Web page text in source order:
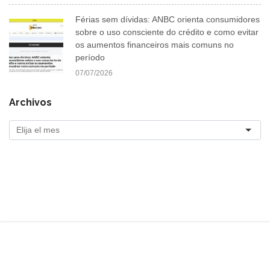
Férias sem dívidas: ANBC orienta consumidores
sobre o uso consciente do crédito e como evitar
os aumentos financeiros mais comuns no
período
07/07/2026
Archivos